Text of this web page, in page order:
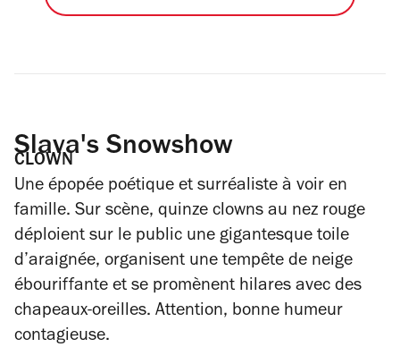
Slava's Snowshow
CLOWN
Une épopée poétique et surréaliste à voir en
famille. Sur scène, quinze clowns au nez rouge
déploient sur le public une gigantesque toile
d’araignée, organisent une tempête de neige
ébouriffante et se promènent hilares avec des
chapeaux-oreilles. Attention, bonne humeur
contagieuse.